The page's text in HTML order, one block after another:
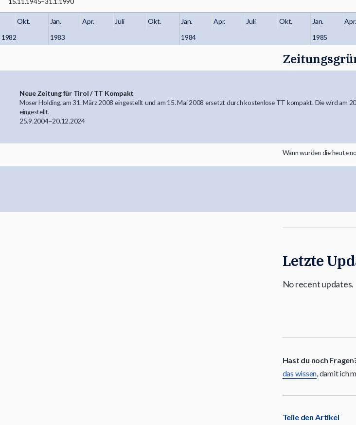
Okt. Jan. Apr. Juli Okt.
Jan.
1983
1984
Apr. Juli Okt.
Jan.
1985
Apr.
1982
Neue Zeitung für Tirol / TT Kompakt
Moser Holding, am 31. März 2008 eingestellt und am 15. Mai 2008 ersetzt durch kostenlose TT kompakt. Die wird am
eingestellt.
25.9.2004–20.12.2024
Wann wurden die heute
Letzte
No recent updates.
Hast du noch
das wissen, damit ich
Teile den Artikel